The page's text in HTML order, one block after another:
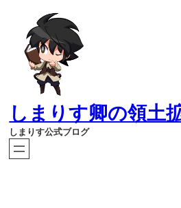
しまりす卿の領土
しまりす公式ブログ